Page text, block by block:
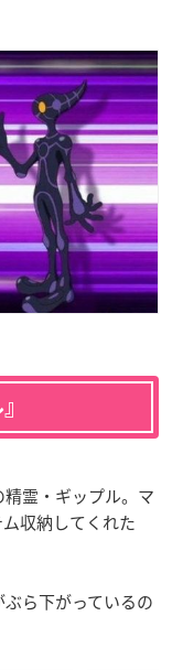
霊・ギップル。マ
収納してくれた
ら下がっているの